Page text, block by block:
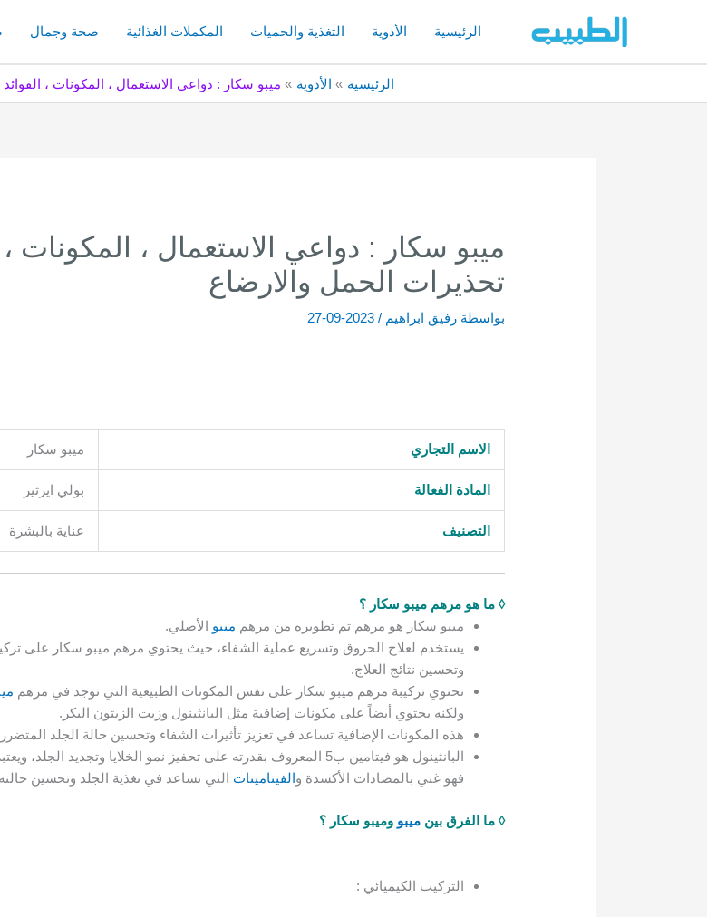
الرئيسية الأدوية التغذية والحميات المكملات الغذائية صحة وجمال
الرئيسية الأدوية ميبو سكار : دواعي الاستعمال ، المكونات ،
ميبو سكار : دواعي الاستعمال ، المكونات ،
تحذيرات الحمل والارضاع
بواسطة رفيق ابراهيم /
2023-09-27
الاسم التجاري ميبو سكار
المادة الفعالة بولي ايرثير
التصنيف عناية بالبشرة
◊ ما هو مرهم ميبو سكار ؟
ميبو سكار هو مرهم تم تطويره من مرهم ميبو الأصلي.
يستخدم لعلاج الحروق وتسريع عملية الشفاء، حيث يحتوي مرهم ميبو سكار على
وتحسين نتائج العلاج.
تحتوي تركيبة مرهم ميبو سكار على نفس المكونات الطبيعية التي توجد في مرهم
ولكنه يحتوي أيضاً على مكونات إضافية مثل البانثينول وزيت الزيتون البكر.
هذه المكونات الإضافية تساعد في تعزيز تأثيرات الشفاء وتحسين حالة الجلد
البانثينول هو فيتامين ب5 المعروف بقدرته على تحفيز نمو الخلايا
فهو غني بالمضادات الأكسدة والفيتامينات التي تساعد في تغذية الجلد وتحسين
◊ ما الفرق بين ميبو وميبو سكار ؟
التركيب الكيميائي :